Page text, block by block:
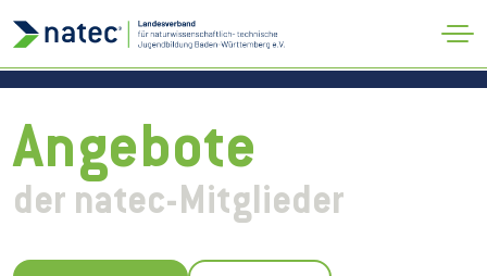
Verband
#natecDigilog
Aktuelles
Kontakt
Angebote
der natec-Mitglieder